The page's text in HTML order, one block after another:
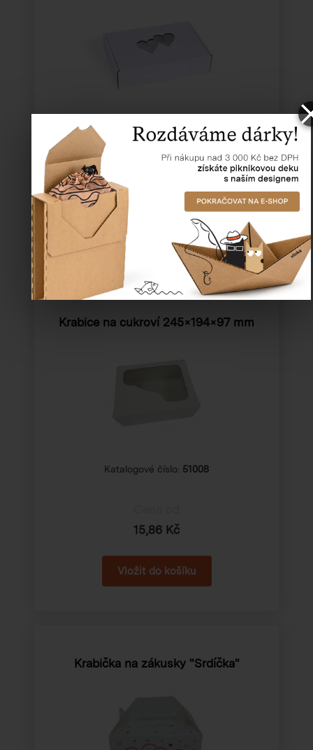
Katalogové číslo: 50978
Krabice na cukroví 245×194×97 mm
Katalogové číslo: 51008
15,86 Kč
Krabička na zákusky "Srdíčka"